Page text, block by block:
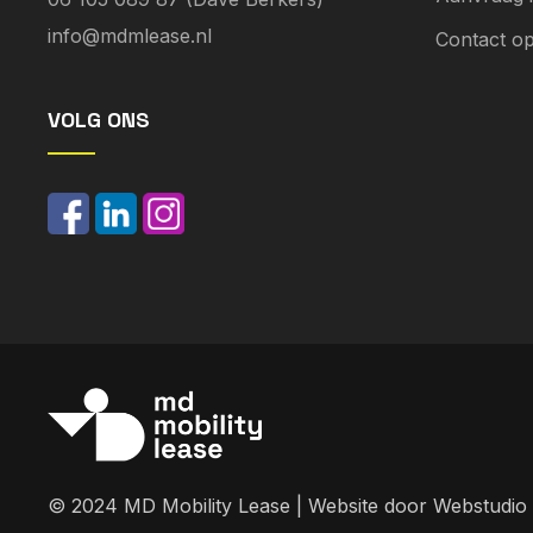
info@mdmlease.nl
VOLG ONS
Contact
© 2024 MD Mobility Lease | Website door Webstudio